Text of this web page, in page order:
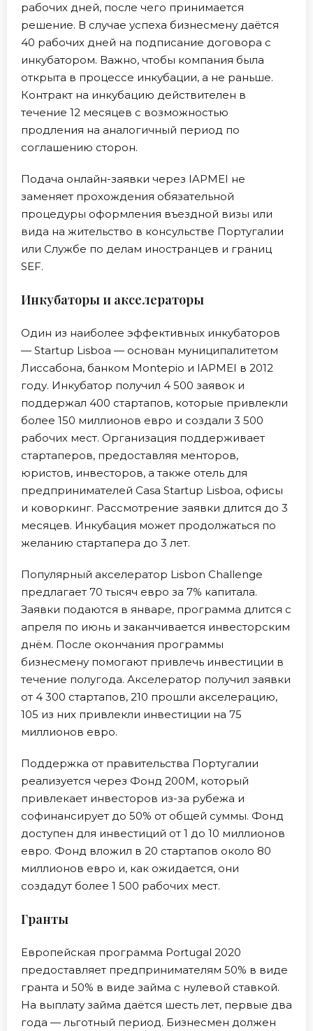
рабочих дней, после чего принимается
решение. В случае успеха бизнесмену даётся
40 рабочих дней на подписание договора с
инкубатором. Важно, чтобы компания была
открыта в процессе инкубации, а не раньше.
Контракт на инкубацию действителен в
течение 12 месяцев с возможностью
продления на аналогичный период по
соглашению сторон.
Подача онлайн-заявки через IAPMEI не
заменяет прохождения обязательной
процедуры оформления въездной визы или
вида на жительство в консульстве Португалии
или Службе по делам иностранцев и границ
SEF.
Инкубаторы и акселераторы
Один из наиболее эффективных инкубаторов
— Startup Lisboa — основан муниципалитетом
Лиссабона, банком Montepio и IAPMEI в 2012
году. Инкубатор получил 4 500 заявок и
поддержал 400 стартапов, которые привлекли
более 150 миллионов евро и создали 3 500
рабочих мест. Организация поддерживает
стартаперов, предоставляя менторов,
юристов, инвесторов, а также отель для
предпринимателей Casa Startup Lisboa, офисы
и коворкинг. Рассмотрение заявки длится до 3
месяцев. Инкубация может продолжаться по
желанию стартапера до 3 лет.
Популярный акселератор Lisbon Challenge
предлагает 70 тысяч евро за 7% капитала.
Заявки подаются в январе, программа длится с
апреля по июнь и заканчивается инвесторским
днём. После окончания программы
бизнесмену помогают привлечь инвестиции в
течение полугода. Акселератор получил заявки
от 4 300 стартапов, 210 прошли акселерацию,
105 из них привлекли инвестиции на 75
миллионов евро.
Поддержка от правительства Португалии
реализуется через Фонд 200М, который
привлекает инвесторов из-за рубежа и
софинансирует до 50% от общей суммы. Фонд
доступен для инвестиций от 1 до 10 миллионов
евро. Фонд вложил в 20 стартапов около 80
миллионов евро и, как ожидается, они
создадут более 1 500 рабочих мест.
Гранты
Европейская программа Portugal 2020
предоставляет предпринимателям 50% в виде
гранта и 50% в виде займа с нулевой ставкой.
На выплату займа даётся шесть лет, первые два
года — льготный период. Бизнесмен должен